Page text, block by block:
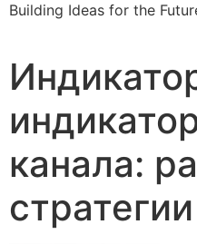
Building Ideas for the
канала:
стратегии